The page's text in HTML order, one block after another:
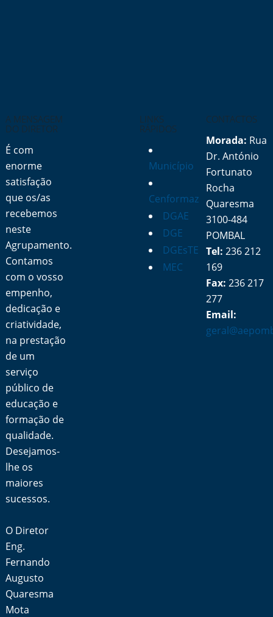
A MENSAGEM
DO DIRETOR
É com
enorme
satisfação
que os/as
recebemos
neste
Agrupamento.
Contamos
com o vosso
empenho,
dedicação e
criatividade,
na prestação
de um
serviço
público de
educação e
formação de
qualidade.
Desejamos-
lhe os
maiores
sucessos.
O Diretor
Eng.
Fernando
Augusto
Quaresma
Mota
LINKS
RÁPIDOS
Município
Cenformaz
DGAE
DGE
DGEsTE
MEC
CONTACTOS
Morada: Rua
Dr. António
Fortunato
Rocha
Quaresma
3100-484
POMBAL
Tel: 236 212
169
Fax: 236 217
277
Email: